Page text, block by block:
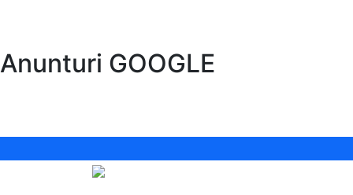
Anunturi GOOGLE